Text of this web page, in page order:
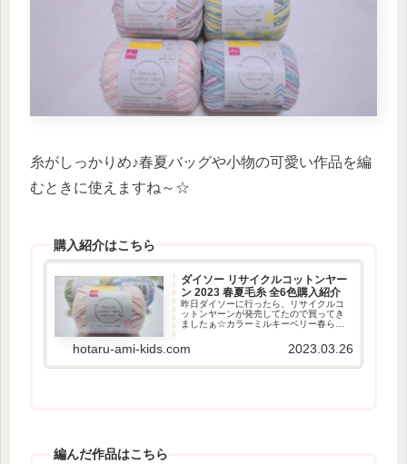
糸がしっかりめ♪春夏バッグや小物の可愛い作品を編
むときに使えますね～☆
購入紹介はこちら
ダイソー リサイクルコットンヤー
ン 2023 春夏毛糸 全6色購入紹介
昨日ダイソーに行ったら、リサイクルコ
ットンヤーンが発売してたので買ってき
ましたぁ☆カラーミルキーベリー春らし
トは夏っぽい♪パステルミックスグリーン
ティーシトラスソーダ夏色っぽくて可愛
hotaru-ami-kids.com 2023.03.26
編んだ作品はこちら